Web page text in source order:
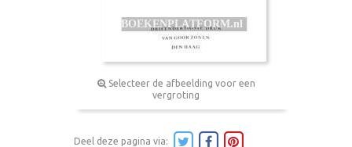
Selecteer de afbeelding voor een
vergroting
Deel deze pagina via: